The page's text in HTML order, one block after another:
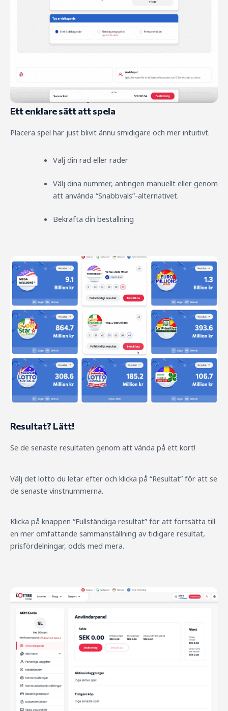
Ett enklare sätt att spela
Placera spel har just blivit ännu smidigare och mer intuitivt.
Välj din rad eller rader
Välj dina nummer, antingen manuellt eller genom
att använda “Snabbvals”-alternativet.
Bekräfta din beställning
Resultat? Lätt!
Se de senaste resultaten genom att vända på ett kort!
Välj det lotto du letar efter och klicka på “Resultat” för att se
de senaste vinstnummerna.
Klicka på knappen “Fullständiga resultat” för att fortsätta till
en mer omfattande sammanställning av tidigare resultat,
prisfördelningar, odds med mera.